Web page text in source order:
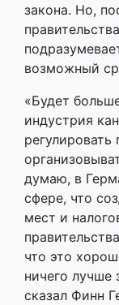
закона. Но,
возможный
«Будет
индустрия
регулировать
думаю, в
сфере, что
мест и
что это
ничего
сказал Финн